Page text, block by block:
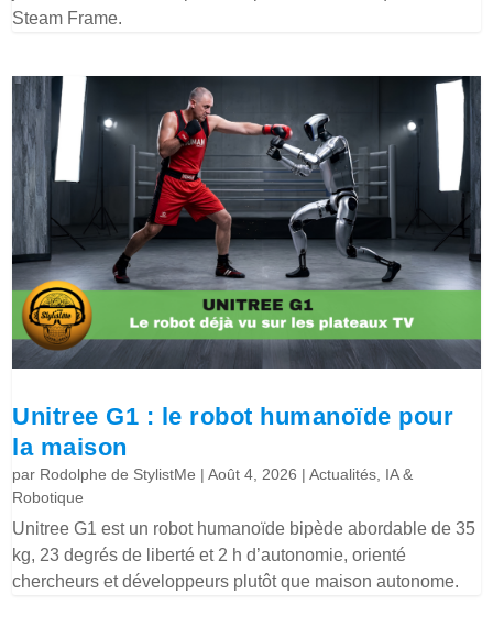
Steam Frame.
Unitree G1 : le robot humanoïde pour
la maison
par Rodolphe de StylistMe |Août 4, 2026 |Actualités IA &
Robotique
Unitree G1 est un robot humanoïde bipède abordable de 35
kg, 23 degrés de liberté et 2 h d’autonomie, orienté
chercheurs et développeurs plutôt que maison autonome.